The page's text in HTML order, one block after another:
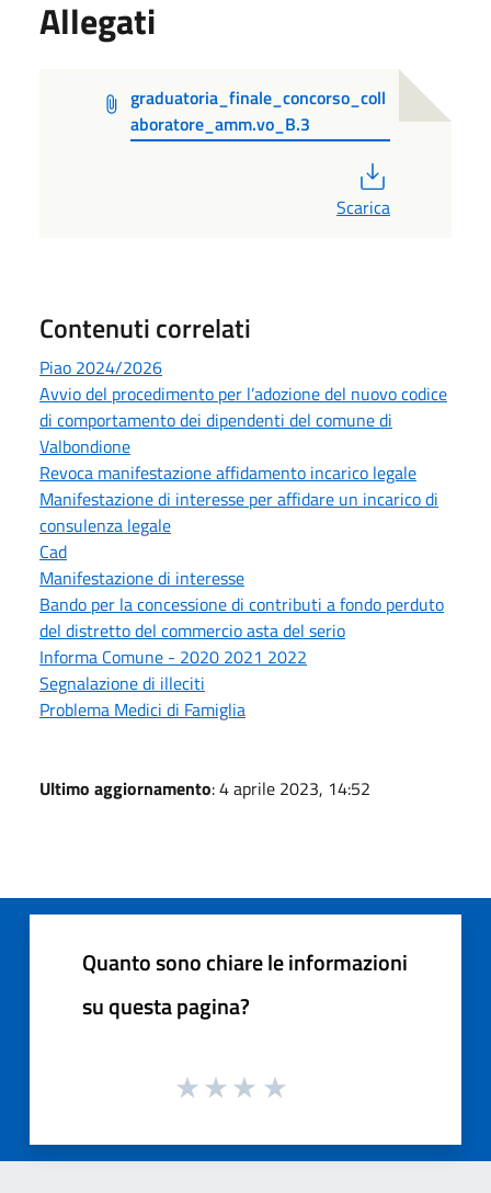
Allegati
graduatoria_finale_concorso_coll
aboratore_amm.vo_B.3
Scarica
Contenuti correlati
Piao 2024/2026
Avvio del procedimento per l’adozione del nuovo codice
di comportamento dei dipendenti del comune di
Valbondione
Revoca manifestazione affidamento incarico legale
Manifestazione di interesse per affidare un incarico di
consulenza legale
Cad
Manifestazione di interesse
Bando per la concessione di contributi a fondo perduto
del distretto del commercio asta del serio
Informa Comune - 2020 2021 2022
Segnalazione di illeciti
Problema Medici di Famiglia
Ultimo aggiornamento: 4 aprile 2023, 14:52
Quanto sono chiare le informazioni
su questa pagina?